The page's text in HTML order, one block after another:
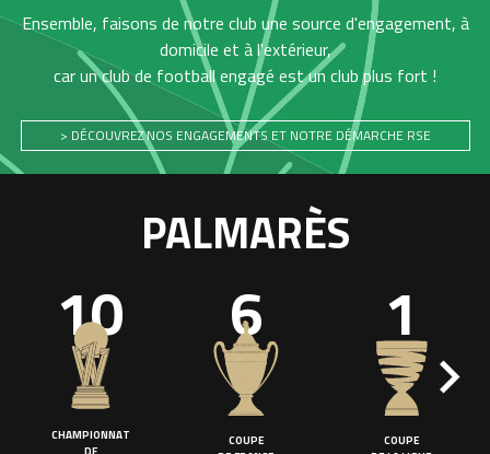
Ensemble, faisons de notre club une source d'engagement, à
domicile et à l'extérieur,
car un club de football engagé est un club plus fort !
> DÉCOUVREZ NOS ENGAGEMENTS ET NOTRE DÉMARCHE RSE
PALMARÈS
10
CHAMPIONNAT
6
COUPE
1
COUPE